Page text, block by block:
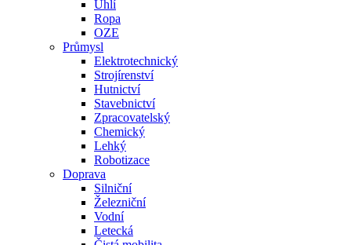
Uhlí
Ropa
OZE
Průmysl
Elektrotechnický
Strojírenství
Hutnictví
Stavebnictví
Zpracovatelský
Chemický
Lehký
Robotizace
Doprava
Silniční
Železniční
Vodní
Letecká